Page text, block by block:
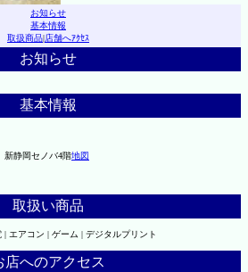
お知らせ
基本情報
取扱商品|店舗へｱｸｾｽ
お知らせ
基本情報
静岡セノバ4階地図
取扱い商品
エアコン | ゲーム | デジタルプリント
店へのアクセス